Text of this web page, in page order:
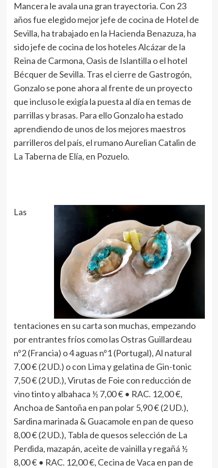
Mancera le avala una gran trayectoria. Con 23
años fue elegido mejor jefe de cocina de Hotel de
Sevilla, ha trabajado en la Hacienda Benazuza, ha
sido jefe de cocina de los hoteles Alcázar de la
Reina de Carmona, Oasis de Islantilla o el hotel
Bécquer de Sevilla. Tras el cierre de Gastrogón,
Gonzalo se pone ahora al frente de un proyecto
que incluso le exigía la puesta al día en temas de
parrillas y brasas. Para ello Gonzalo ha estado
aprendiendo de unos de los mejores maestros
parrilleros del país, el rumano Aurelian Catalin de
La Taberna de Elía, en Pozuelo.
Las
tentaciones en su carta son muchas, empezando
por entrantes fríos como las Ostras Guillardeau
nº2 (Francia) o 4 aguas nº1 (Portugal), Al natural
7,00 € (2 UD.) o con Lima y gelatina de Gin-tonic
7,50 € (2 UD.), Virutas de Foie con reducción de
vino tinto y albahaca ½ 7,00 € • RAC. 12,00 €,
Anchoa de Santoña en pan polar 5,90 € (2 UD.),
Sardina marinada & Guacamole en pan de queso
8,00 € (2 UD.), Tabla de quesos selección de La
Perdida, mazapán, aceite de vainilla y regañá ½
8,00 € • RAC. 12,00 €, Cecina de Vaca en pan de